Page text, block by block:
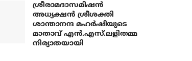
ശ്രീരാമദാസമിഷന്‍
അധ്യക്ഷന്‍ ശ്രീശക്തി
ശാന്താനന്ദ മഹര്‍ഷിയുടെ
മാതാവ് എന്‍.എസ്.ലളിതമ്മ
നിര്യാതയായി